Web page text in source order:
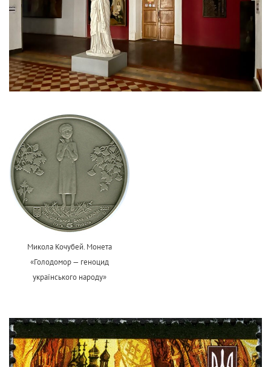
Микола Кочубей. Монета
«Голодомор — геноцид
українського народу»